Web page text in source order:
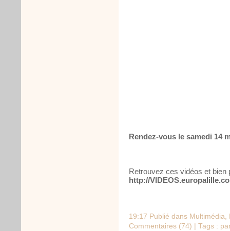
Rendez-vous le samedi 14
Retrouvez ces vidéos et bien
http://
19:17 Publié dans Multimédia,
Commentaires (74) | Tags :